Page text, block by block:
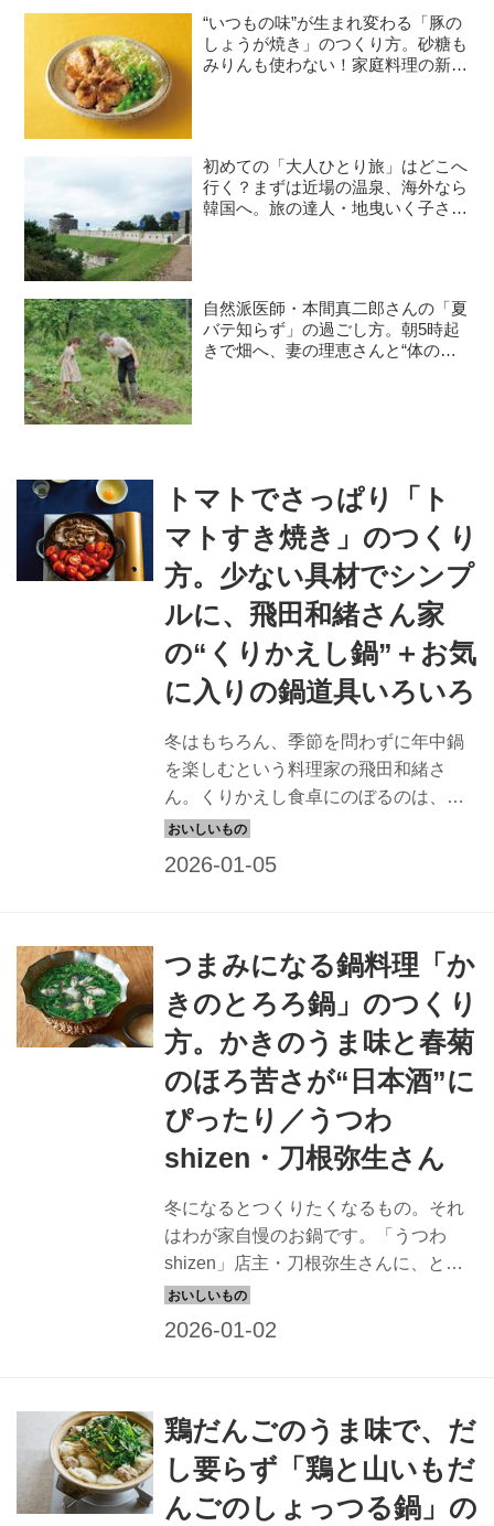
“いつもの味”が生まれ変わる「豚の
しょうが焼き」のつくり方。砂糖も
みりんも使わない！家庭料理の新定
初めての「大人ひとり旅」はどこへ
行く？まずは近場の温泉、海外なら
韓国へ。旅の達人・地曳いく子さん
自然派医師・本間真二郎さんの「夏
バテ知らず」の過ごし方。朝5時起
きで畑へ、妻の理恵さんと“体の
トマトでさっぱり「ト
マトすき焼き」のつくり
方。少ない具材でシンプ
ルに、飛田和緒さん家
の“くりかえし鍋”＋お気
に入りの鍋道具いろいろ
冬はもちろん、季節を問わずに年中鍋
を楽しむという料理家の飛田和緒さ
ん。くりかえし食卓にのぼるのは、ど
れも少ない材料でつくれるシンプルな
つまみになる鍋料理「か
きのとろろ鍋」のつくり
方。かきのうま味と春菊
のほろ苦さが“日本酒”に
ぴったり／うつわ
shizen・刀根弥生さん
冬になるとつくりたくなるもの。それ
はわが家自慢のお鍋です。「うつわ
shizen」店主・刀根弥生さんに、とっ
ておきの十八番鍋「かきのとろろ鍋」
のつくり方を教えていただきました。
と違う鍋料理を楽しんでみませんか。
（『天然生活』2025年2月号掲載）
鶏だんごのうま味で、だ
し要らず「鶏と山いもだ
んごのしょっつる鍋」の